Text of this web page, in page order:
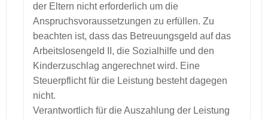
der Eltern nicht erforderlich um die
Anspruchsvoraussetzungen zu erfüllen. Zu
beachten ist, dass das Betreuungsgeld auf das
Arbeitslosengeld II, die Sozialhilfe und den
Kinderzuschlag angerechnet wird. Eine
Steuerpflicht für die Leistung besteht dagegen
nicht.
Verantwortlich für die Auszahlung der Leistung